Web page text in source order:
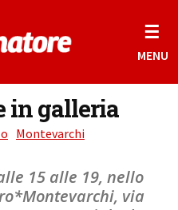
☰
MENU
in galleria
Montevarchi
15 alle 19, nello
via